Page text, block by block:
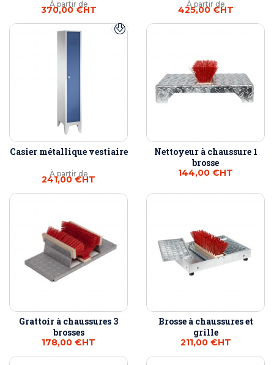
À partir de
370,00 €HT
À partir de
425,00 €HT
Casier métallique vestiaire
À partir de
241,00 €HT
Nettoyeur à chaussure 1
brosse
144,00 €HT
Grattoir à chaussures 3
brosses
178,00 €HT
Brosse à chaussures et
grille
211,00 €HT